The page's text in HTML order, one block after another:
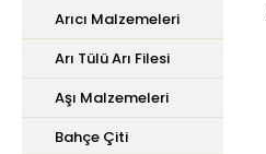
Arıcı Malzemeleri
Arı Tülü Arı Filesi
Aşı Malzemeleri
Bahçe Çiti